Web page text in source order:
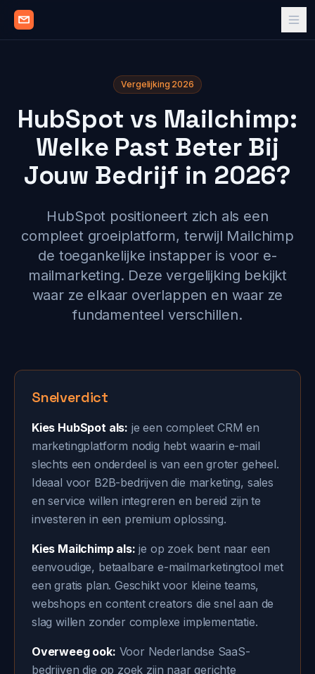
Vergelijking 2026
HubSpot vs Mailchimp:
Welke Past Beter Bij
Jouw Bedrijf in 2026?
HubSpot positioneert zich als een
compleet groeiplatform, terwijl Mailchimp
de toegankelijke instapper is voor e-
mailmarketing. Deze vergelijking bekijkt
waar ze elkaar overlappen en waar ze
fundamenteel verschillen.
Snelverdict
Kies HubSpot als: je een compleet CRM en
marketingplatform nodig hebt waarin e-mail
slechts een onderdeel is van een groter geheel.
Ideaal voor B2B-bedrijven die marketing, sales
en service willen integreren en bereid zijn te
investeren in een premium oplossing.
Kies Mailchimp als: je op zoek bent naar een
eenvoudige, betaalbare e-mailmarketingtool met
een gratis plan. Geschikt voor kleine teams,
webshops en content creators die snel aan de
slag willen zonder complexe implementatie.
Overweeg ook: Voor Nederlandse SaaS-
bedrijven die op zoek zijn naar gerichte